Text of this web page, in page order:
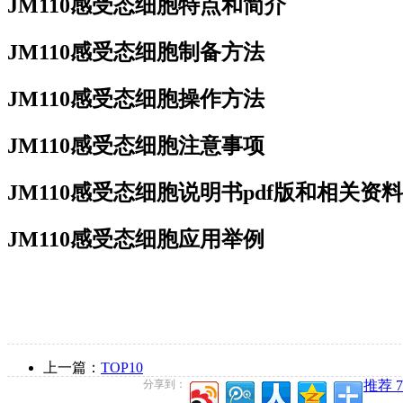
JM110感受态细胞特点和简介
JM110感受态细胞制备方法
JM110感受态细胞操作方法
JM110感受态细胞注意事项
JM110感受态细胞说明书pdf版和相关资
JM110感受态细胞应用举例
上一篇： TOP10
分享到： 推荐 7